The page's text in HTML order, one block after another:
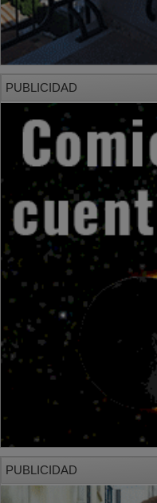
PUBLICIDAD
PUBLICIDAD